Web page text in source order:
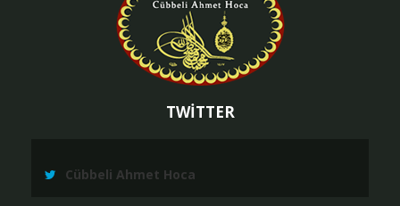
TWİTTER
Cübbeli Ahmet Hoca